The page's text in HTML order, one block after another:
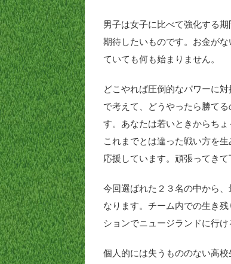
男子は女子に比べて強化する
期待したいものです。お金が
ていても何も始まりません。
どこやれば圧倒的なパワーに
で考えて、どうやったら勝て
す。あなたは若いときからち
これまでとは違った戦い方を
応援しています。頑張ってきて
今回選ばれた２３名の中から
なります。チーム内での生き
ションでニュージランドに行
個人的には失うもののない高